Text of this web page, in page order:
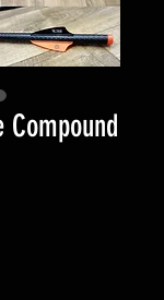
Compound